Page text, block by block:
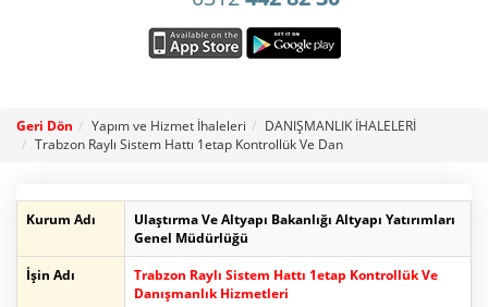
Geri Dön Yapım ve Hizmet İhaleleri
DANIŞMANLIK İHALELERİ
Trabzon Raylı Sistem Hattı 1etap Kontrollük Ve Dan
Kurum Adı
Ulaştırma Ve Altyapı Bakanlığı Altyapı Yatırımları
Genel Müdürlüğü
İşin Adı
Trabzon Raylı Sistem Hattı 1etap Kontrollük Ve
Danışmanlık Hizmetleri